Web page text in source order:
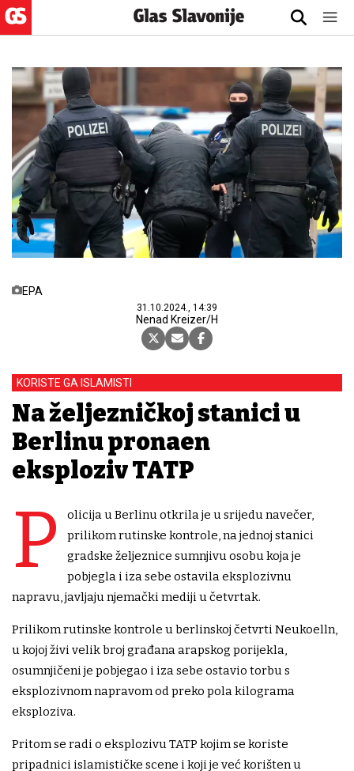
EPA
31.10.2024., 14:39
Nenad Kreizer/H
KORISTE GA ISLAMISTI
Na željezničkoj stanici u
Berlinu pronađen
eksploziv TATP
P
olicija u Berlinu otkrila je u srijedu navečer,
prilikom rutinske kontrole, na jednoj stanici
gradske željeznice sumnjivu osobu koja je
pobjegla i iza sebe ostavila eksplozivnu
napravu, javljaju njemački mediji u četvrtak.
Prilikom rutinske kontrole u berlinskoj četvrti Neukoelln,
u kojoj živi velik broj građana arapskog porijekla,
osumnjičeni je pobjegao i iza sebe ostavio torbu s
eksplozivnom napravom od preko pola kilograma
eksploziva.
Pritom se radi o eksplozivu TATP kojim se koriste
pripadnici islamističke scene i koji je već korišten u